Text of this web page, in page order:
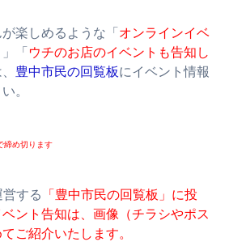
楽しめるような「 オンラインイベ
」「 ウチのお店のイベントも告知し
豊中市民の回覧板にイベント情報
。
締め切ります
する
「豊中市民の回覧板」に投
ント告知は、画像（チラシやポス
ご紹介いたします。